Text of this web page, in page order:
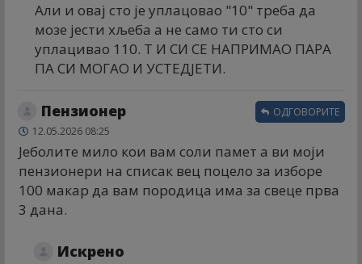
Али и овај сто је уплацовао "10" треба да
мозе јести хљеба а не само ти сто си
уплацивао 110. Т И СИ СЕ НАПРИМАО ПАРА
ПА СИ МОГАО И УСТЕДЈЕТИ.
Пензионер
12.05.2026 08:25
Јеболите мило кои вам соли памет а ви моји
пензионери на списак вец поцело за изборе
100 макар да вам породица има за свеце прва
3 дана.
ОДГОВОРИТЕ
Искрено